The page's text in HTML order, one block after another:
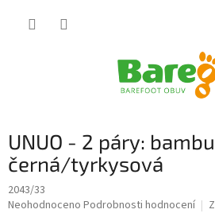
UNUO - 2 páry:
černá/tyrkysová
2043/33
Průměrné
Neohodnoceno Podrobnosti hodnocení